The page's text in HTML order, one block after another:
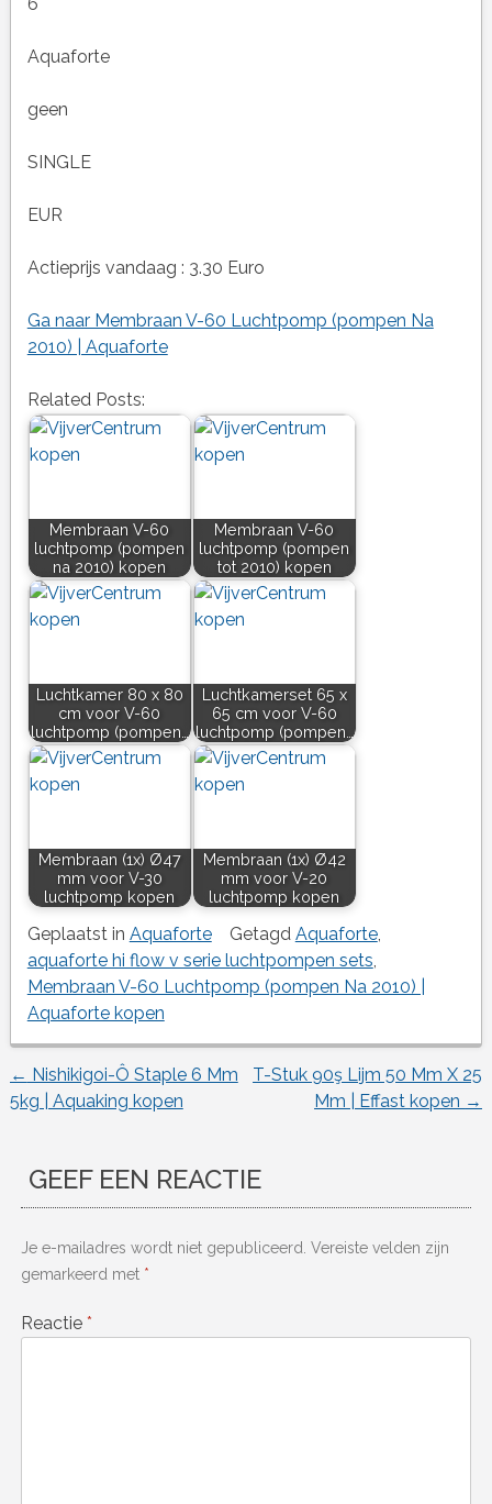
Aquaforte
geen
SINGLE
EUR
Actieprijs vandaag : 3.30 Euro
Ga naar Membraan V-60 Luchtpomp (pompen Na
2010) | Aquaforte
Related Posts:
Membraan V-60
luchtpomp (pompen
na 2010) kopen
Membraan V-60
luchtpomp (pompen
tot 2010) kopen
Luchtkamer 80 x 80
cm voor V-60
luchtpomp (pompen…
Luchtkamerset 65 x
65 cm voor V-60
luchtpomp (pompen…
Membraan (1x) Ø47
mm voor V-30
luchtpomp kopen
Membraan (1x) Ø42
mm voor V-20
luchtpomp kopen
Geplaatst in Aquaforte Getagd Aquaforte,
aquaforte hi flow v serie luchtpompen sets,
Membraan V-60 Luchtpomp (pompen Na 2010) |
Aquaforte kopen
Berichtnavigatie
← Nishikigoi-Ô Staple 6 Mm
5kg | Aquaking kopen
T-Stuk 90ş Lijm 50 Mm X 25
Mm | Effast kopen →
GEEF EEN REACTIE
Je e-mailadres wordt niet gepubliceerd. Vereiste velden zijn
gemarkeerd met *
Reactie *